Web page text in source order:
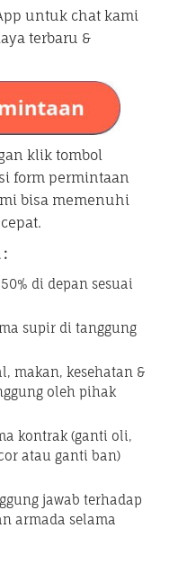
untuk chat kami
terbaru &
klik tombol
form permintaan
bisa memenuhi
:
di depan sesuai
supir di tanggung
makan, kesehatan &
oleh pihak
kontrak (ganti oli,
atau ganti ban)
jawab terhadap
armada selama